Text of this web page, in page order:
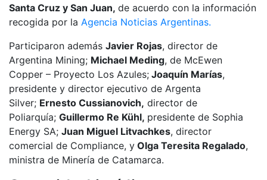
Santa Cruz y San Juan, de acuerdo con la información
recogida por la Agencia Noticias Argentinas.
Participaron además Javier Rojas, director de
Argentina Mining; Michael Meding, de McEwen
Copper – Proyecto Los Azules; Joaquín Marías,
presidente y director ejecutivo de Argenta
Silver; Ernesto Cussianovich, director de
Poliarquía; Guillermo Re Kühl, presidente de Sophia
Energy SA; Juan Miguel Litvachkes, director
comercial de Compliance, y Olga Teresita Regalado,
ministra de Minería de Catamarca.